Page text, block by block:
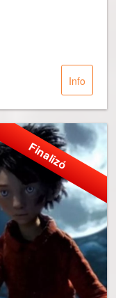
Info
Finalizó